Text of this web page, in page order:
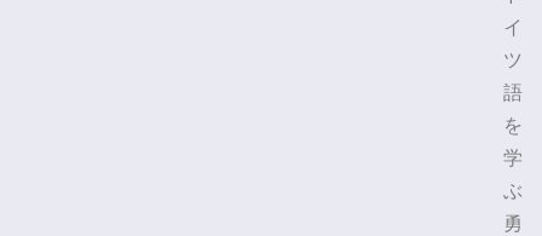
イ
ツ
語
を
学
ぶ
勇